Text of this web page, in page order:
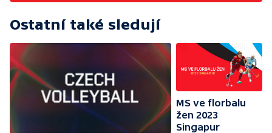
Ostatní také sledují
MS ve florbalu
žen 2023
Singapur